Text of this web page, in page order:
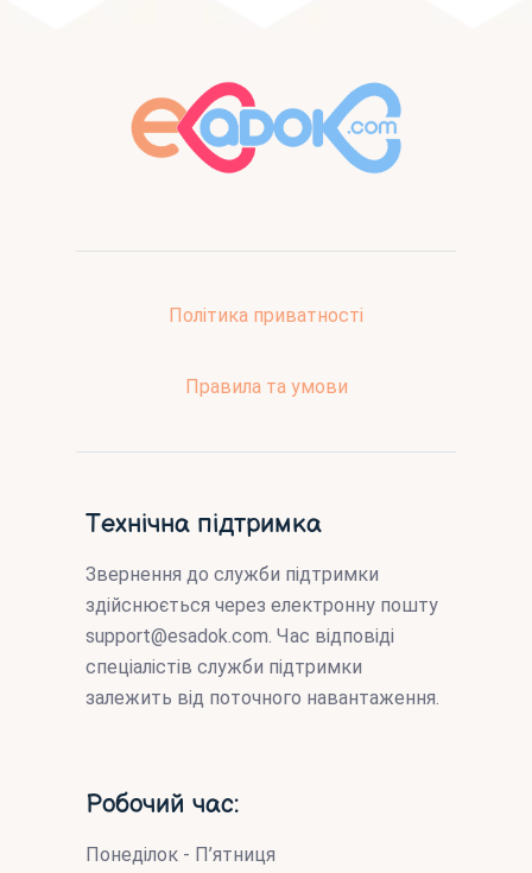
Політика приватності
Правила та умови
Технічна підтримка
Звернення до служби підтримки
здійснюється через електронну пошту
support@esadok.com. Час відповіді
спеціалістів служби підтримки
залежить від поточного навантаження.
Робочий час:
Понеділок - П’ятниця